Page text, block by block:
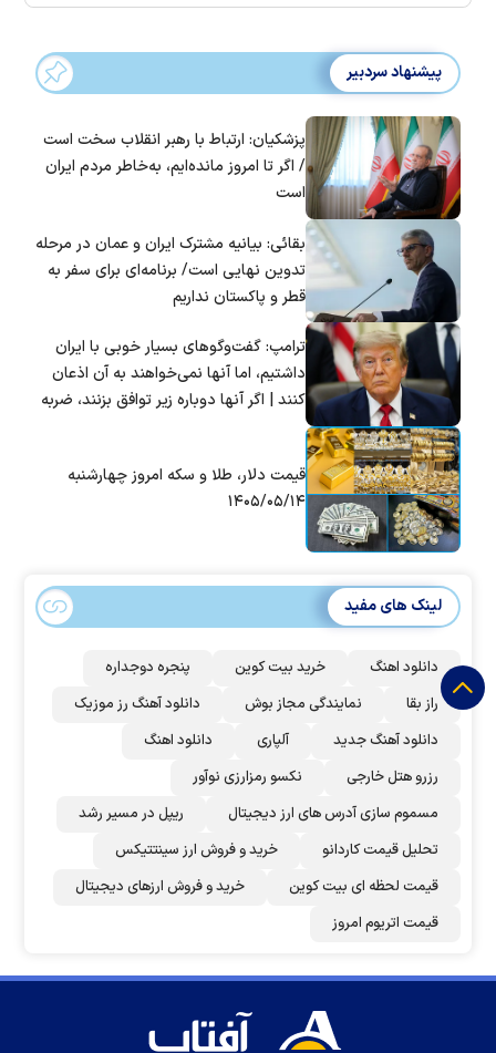
پیشنهاد سردبیر
پزشکیان: ارتباط با رهبر انقلاب سخت است
/ اگر تا امروز مانده‌ایم، به‌خاطر مردم ایران
است
بقائی: بیانیه مشترک ایران و عمان در مرحله
تدوین نهایی است/ برنامه‌ای برای سفر به
قطر و پاکستان نداریم
ترامپ: گفت‌و‌گو‌های بسیار خوبی با ایران
داشتیم، اما آنها نمی‌خواهند به آن اذعان
کنند | اگر آنها دوباره زیر توافق بزنند، ضربه
قیمت دلار، طلا و سکه امروز چهارشنبه
۱۴۰۵/۰۵/۱۴
لینک های مفید
دانلود اهنگ خرید بیت کوین
پنجره دوجداره
راز بقا
نمایندگی مجاز بوش
دانلود آهنگ رز‌ موزیک
دانلود آهنگ جدید
آلپاری
دانلود اهنگ
رزرو هتل خارجی
نکسو رمزارزی نوآور
مسموم سازی آدرس های ارز دیجیتال
ریپل در مسیر رشد
تحلیل قیمت کاردانو
خرید و فروش ارز سینتتیکس
قیمت لحظه ای بیت کوین
خرید و فروش ارزهای دیجیتال
قیمت اتریوم امروز